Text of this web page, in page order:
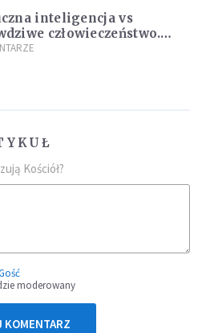
inteligencja vs
człowieczeństwo.
AI nie nauczy nas
Kościół?
moderowany
KOMENTARZ